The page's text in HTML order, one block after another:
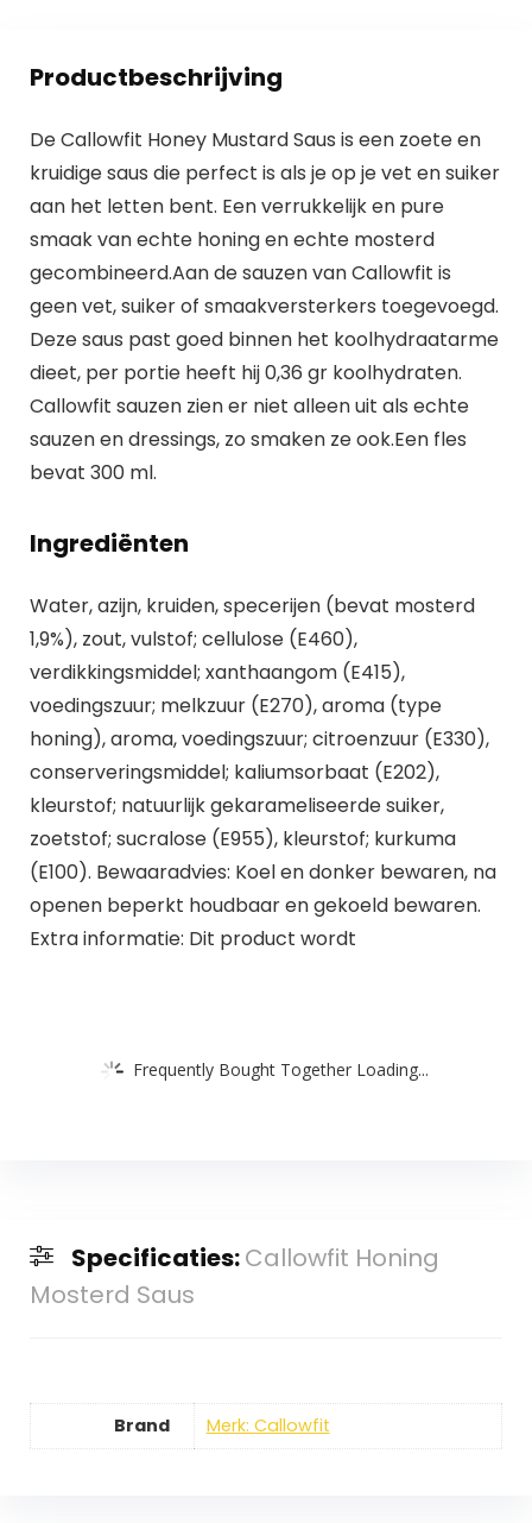
Productbeschrijving
De Callowfit Honey Mustard Saus is een zoete en
kruidige saus die perfect is als je op je vet en suiker
aan het letten bent. Een verrukkelijk en pure
smaak van echte honing en echte mosterd
gecombineerd.Aan de sauzen van Callowfit is
geen vet, suiker of smaakversterkers toegevoegd.
Deze saus past goed binnen het koolhydraatarme
dieet, per portie heeft hij 0,36 gr koolhydraten.
Callowfit sauzen zien er niet alleen uit als echte
sauzen en dressings, zo smaken ze ook.Een fles
bevat 300 ml.
Ingrediënten
Water, azijn, kruiden, specerijen (bevat mosterd
1,9%), zout, vulstof; cellulose (E460),
verdikkingsmiddel; xanthaangom (E415),
voedingszuur; melkzuur (E270), aroma (type
honing), aroma, voedingszuur; citroenzuur (E330),
conserveringsmiddel; kaliumsorbaat (E202),
kleurstof; natuurlijk gekarameliseerde suiker,
zoetstof; sucralose (E955), kleurstof; kurkuma
(E100). Bewaaradvies: Koel en donker bewaren, na
openen beperkt houdbaar en gekoeld bewaren.
Extra informatie: Dit product wordt
Frequently Bought Together Loading...
Specificaties:Callowfit Honing
Mosterd Saus
Brand Merk: Callowfit